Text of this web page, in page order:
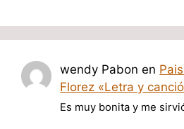
wendy Pabon en
Florez «Letra y
Es muy bonita y me